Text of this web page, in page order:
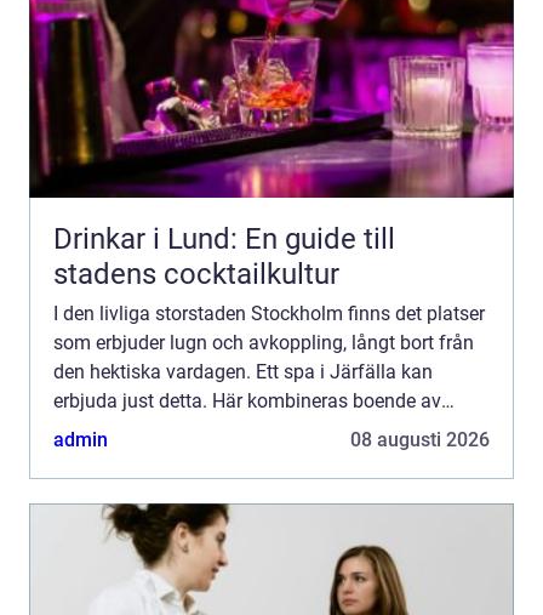
Drinkar i Lund: En guide till
stadens cocktailkultur
I den livliga storstaden Stockholm finns det platser
som erbjuder lugn och avkoppling, långt bort från
den hektiska vardagen. Ett spa i Järfälla kan
erbjuda just detta. Här kombineras boende av
högsta klass med spabeha...
admin 08 augusti 2026